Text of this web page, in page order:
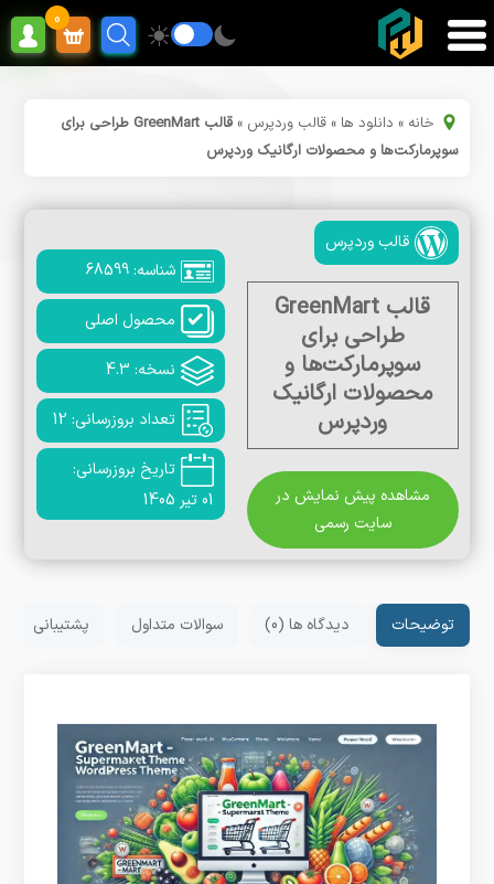
0
خانه » دانلود ها »قالب وردپرس »
قالب GreenMart طراحی برای
سوپرمارکت‌ها و محصولات ارگانیک وردپرس
قالب وردپرس
قالب GreenMart
طراحی برای
سوپرمارکت‌ها و
محصولات ارگانیک
وردپرس
مشاهده پیش نمایش در
سایت رسمی
شناسه: 68599
محصول اصلی
نسخه: 4.3
تعداد بروزرسانی: 12
تاریخ بروزرسانی:
01 تیر 1405
توضیحات دیدگاه ها (0) سوالات متداول پشتیبانی